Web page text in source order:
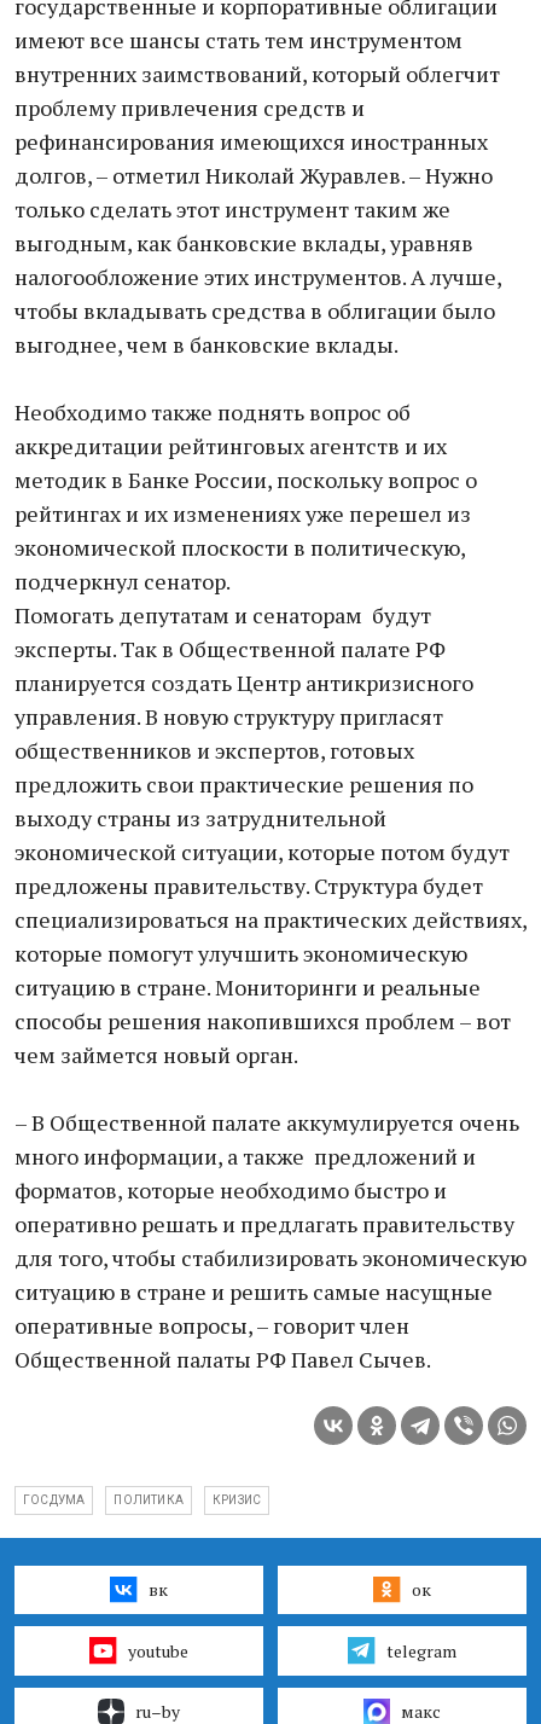
государственные и корпоративные облигации
имеют все шансы стать тем инструментом
внутренних заимствований, который облегчит
проблему привлечения средств и
рефинансирования имеющихся иностранных
долгов, – отметил Николай Журавлев. – Нужно
только сделать этот инструмент таким же
выгодным, как банковские вклады, уравняв
налогообложение этих инструментов. А лучше,
чтобы вкладывать средства в облигации было
выгоднее, чем в банковские вклады.
Необходимо также поднять вопрос об
аккредитации рейтинговых агентств и их
методик в Банке России, поскольку вопрос о
рейтингах и их изменениях уже перешел из
экономической плоскости в политическую,
подчеркнул сенатор.
Помогать депутатам и сенаторам будут
эксперты. Так в Общественной палате РФ
планируется создать Центр антикризисного
управления. В новую структуру пригласят
общественников и экспертов, готовых
предложить свои практические решения по
выходу страны из затруднительной
экономической ситуации, которые потом будут
предложены правительству. Структура будет
специализироваться на практических действиях,
которые помогут улучшить экономическую
ситуацию в стране. Мониторинги и реальные
способы решения накопившихся проблем – вот
чем займется новый орган.
– В Общественной палате аккумулируется очень
много информации, а также предложений и
форматов, которые необходимо быстро и
оперативно решать и предлагать правительству
для того, чтобы стабилизировать экономическую
ситуацию в стране и решить самые насущные
оперативные вопросы, – говорит член
Общественной палаты РФ Павел Сычев.
ГОСДУМА ПОЛИТИКА КРИЗИС
вк ок
youtube telegram
ru–by макс